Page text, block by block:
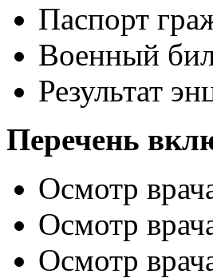
Паспорт
Военный
Результат
Перечень
Осмотр
Осмотр
Осмотр